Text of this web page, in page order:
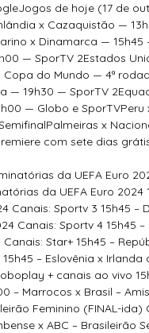
de hoje (17 de
x Cazaquistão —
x Dinamarca —
— SporTV 2Estados
Copa do Mundo — 4ª
— 19h30 — SporTV
— Globo e
x
com sete dias
da UEFA Euro
da UEFA Euro 2024
Canais: Sportv 3 15h45 –
Canais: Sportv 4 15h45
Star+ 15h45 –
– Eslovênia x
+ canais ao vivo
– Marrocos x Brasil –
Feminino (FINAL-ida)
x ABC – Brasileirão